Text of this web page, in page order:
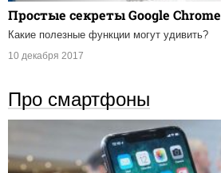
Простые секреты Google Chrome
Какие полезные функции могут удивить?
10 декабря 2017
Про смартфоны